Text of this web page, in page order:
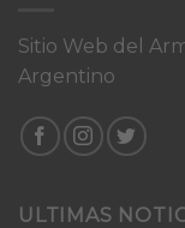
Sitio Web del
Argentino
ULTIMAS